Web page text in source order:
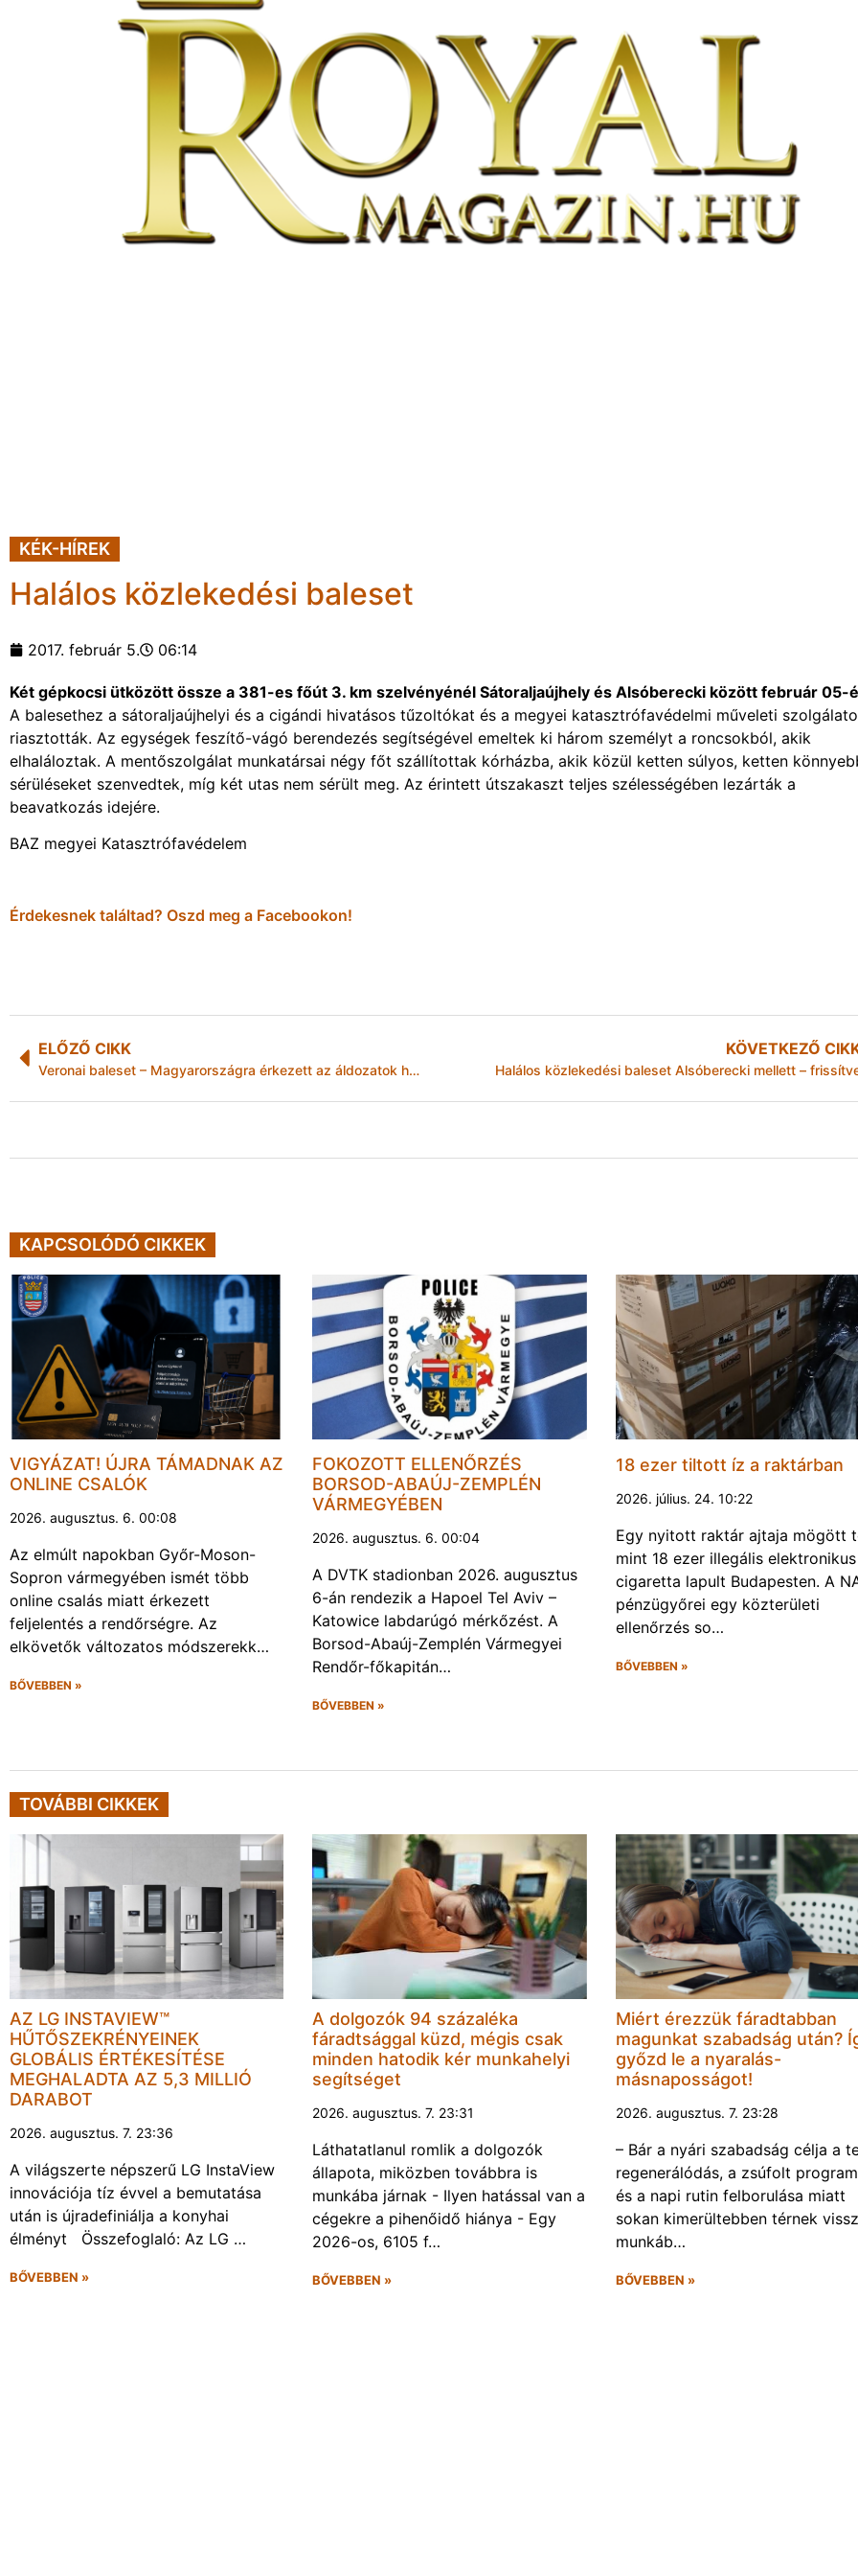
KÉK-HÍREK
Halálos közlekedési baleset
2017. február 5. 06:14
Két gépkocsi ütközött össze a 381-es főút 3. km szelvényénél Sátoraljaújhely és Alsóberecki között február 05-
A balesethez a sátoraljaújhelyi és a cigándi hivatásos tűzoltókat és a megyei katasztrófavédelmi műveleti
riasztották. Az egységek feszítő-vágó berendezés segítségével emeltek ki három személyt a roncsokból, akik
elhaláloztak. A mentőszolgálat munkatársai négy főt szállítottak kórházba, akik közül ketten súlyos, ketten
sérüléseket szenvedtek, míg két utas nem sérült meg. Az érintett útszakaszt teljes szélességében lezárták a
beavatkozás idejére.
BAZ megyei Katasztrófavédelem
Érdekesnek találtad? Oszd meg a Facebookon!
ELŐZŐ CIKK
Veronai baleset – Magyarországra érkezett az áldozatok holttestét szállító konvoj
KÖVETKEZŐ
Halálos közlekedési baleset Alsóberecki mellett –
KAPCSOLÓDÓ CIKKEK
VIGYÁZAT! ÚJRA TÁMADNAK AZ
ONLINE CSALÓK
2026. augusztus. 6. 00:08
Az elmúlt napokban Győr-Moson-
Sopron vármegyében ismét több
online csalás miatt érkezett
feljelentés a rendőrségre. Az
elkövetők változatos módszerekk…
BŐVEBBEN »
FOKOZOTT ELLENŐRZÉS
BORSOD-ABAÚJ-ZEMPLÉN
VÁRMEGYÉBEN
2026. augusztus. 6. 00:04
A DVTK stadionban 2026. augusztus
6-án rendezik a Hapoel Tel Aviv –
Katowice labdarúgó mérkőzést. A
Borsod-Abaúj-Zemplén Vármegyei
Rendőr-főkapitán…
BŐVEBBEN »
18 ezer tiltott íz a raktárban
2026. július. 24. 10:22
Egy nyitott raktár ajtaja mögött
mint 18 ezer illegális elektronikus
cigaretta lapult Budapesten. A
pénzügyőrei egy közterületi
ellenőrzés so…
BŐVEBBEN »
TOVÁBBI CIKKEK
AZ LG INSTAVIEW™
HŰTŐSZEKRÉNYEINEK
GLOBÁLIS ÉRTÉKESÍTÉSE
MEGHALADTA AZ 5,3 MILLIÓ
DARABOT
2026. augusztus. 7. 23:36
A világszerte népszerű LG InstaView
innovációja tíz évvel a bemutatása
után is újradefiniálja a konyhai
élményt Összefoglaló: Az LG …
BŐVEBBEN »
A dolgozók 94 százaléka
fáradtsággal küzd, mégis csak
minden hatodik kér munkahelyi
segítséget
2026. augusztus. 7. 23:31
Láthatatlanul romlik a dolgozók
állapota, miközben továbbra is
munkába járnak - Ilyen hatással van a
cégekre a pihenőidő hiánya - Egy
2026-os, 6105 f…
BŐVEBBEN »
Miért érezzük fáradtabban
magunkat szabadság után?
győzd le a nyaralás-
másnaposságot!
2026. augusztus. 7. 23:28
– Bár a nyári szabadság célja a
regenerálódás, a zsúfolt
és a napi rutin felborulása miatt
sokan kimerültebben térnek
munkáb…
BŐVEBBEN »